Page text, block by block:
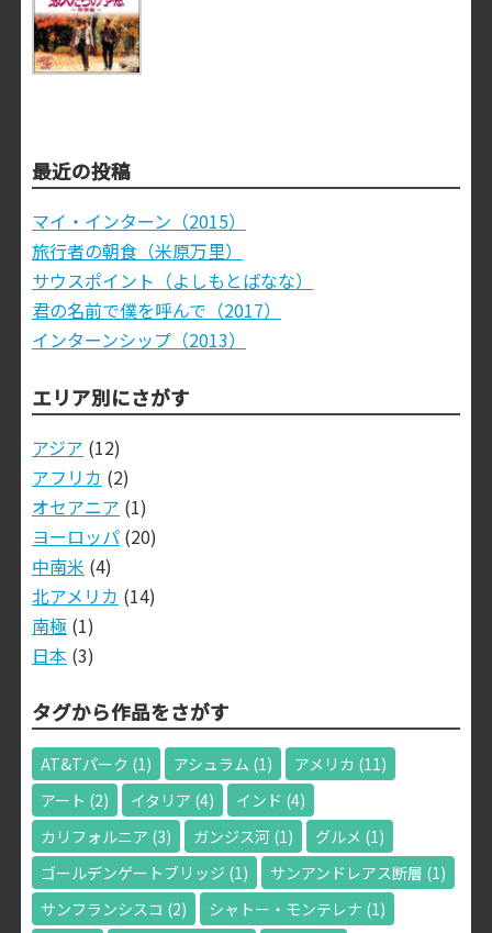
最近の投稿
マイ・インターン（2015）
旅行者の朝食（米原万里）
サウスポイント（よしもとばなな）
君の名前で僕を呼んで（2017）
インターンシップ（2013）
エリア別にさがす
アジア (12)
アフリカ (2)
オセアニア (1)
ヨーロッパ(20)
中南米 (4)
北アメリカ (14)
南極 (1)
日本 (3)
タグから作品をさがす
AT&Tパーク (1) アシュラム (1) アメリカ (11)
アート (2) イタリア (4) インド (4)
カリフォルニア (3) ガンジス河(1) グルメ (1)
ゴールデンゲートブリッジ (1) サンアンドレアス断層 (1)
サンフランシスコ (2) シャトー・モンテレナ (1)